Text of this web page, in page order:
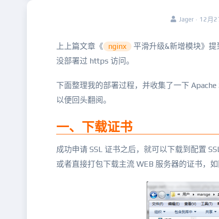
Jager · 12月
上上篇文章《 nginx
平滑升级&新增模块》
没部署过 https 访问。
下面整理我的部署过程，并收集了一下
以便回头翻阅。
一、下载证书
成功申请 SSL 证书之后，就可以下载到配置
或者直接打包下载主流 WEB 服务器的证书，